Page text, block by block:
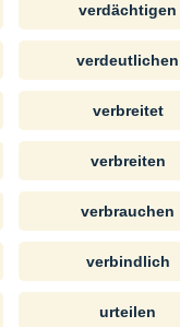
verdächtigen
verdeutlichen
verbreitet
verbreiten
verbrauchen
verbindlich
urteilen